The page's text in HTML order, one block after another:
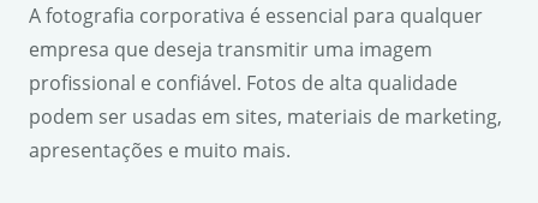
A fotografia corporativa é essencial para qualquer
empresa que deseja transmitir uma imagem
profissional e confiável. Fotos de alta qualidade
podem ser usadas em sites, materiais de marketing,
apresentações e muito mais.